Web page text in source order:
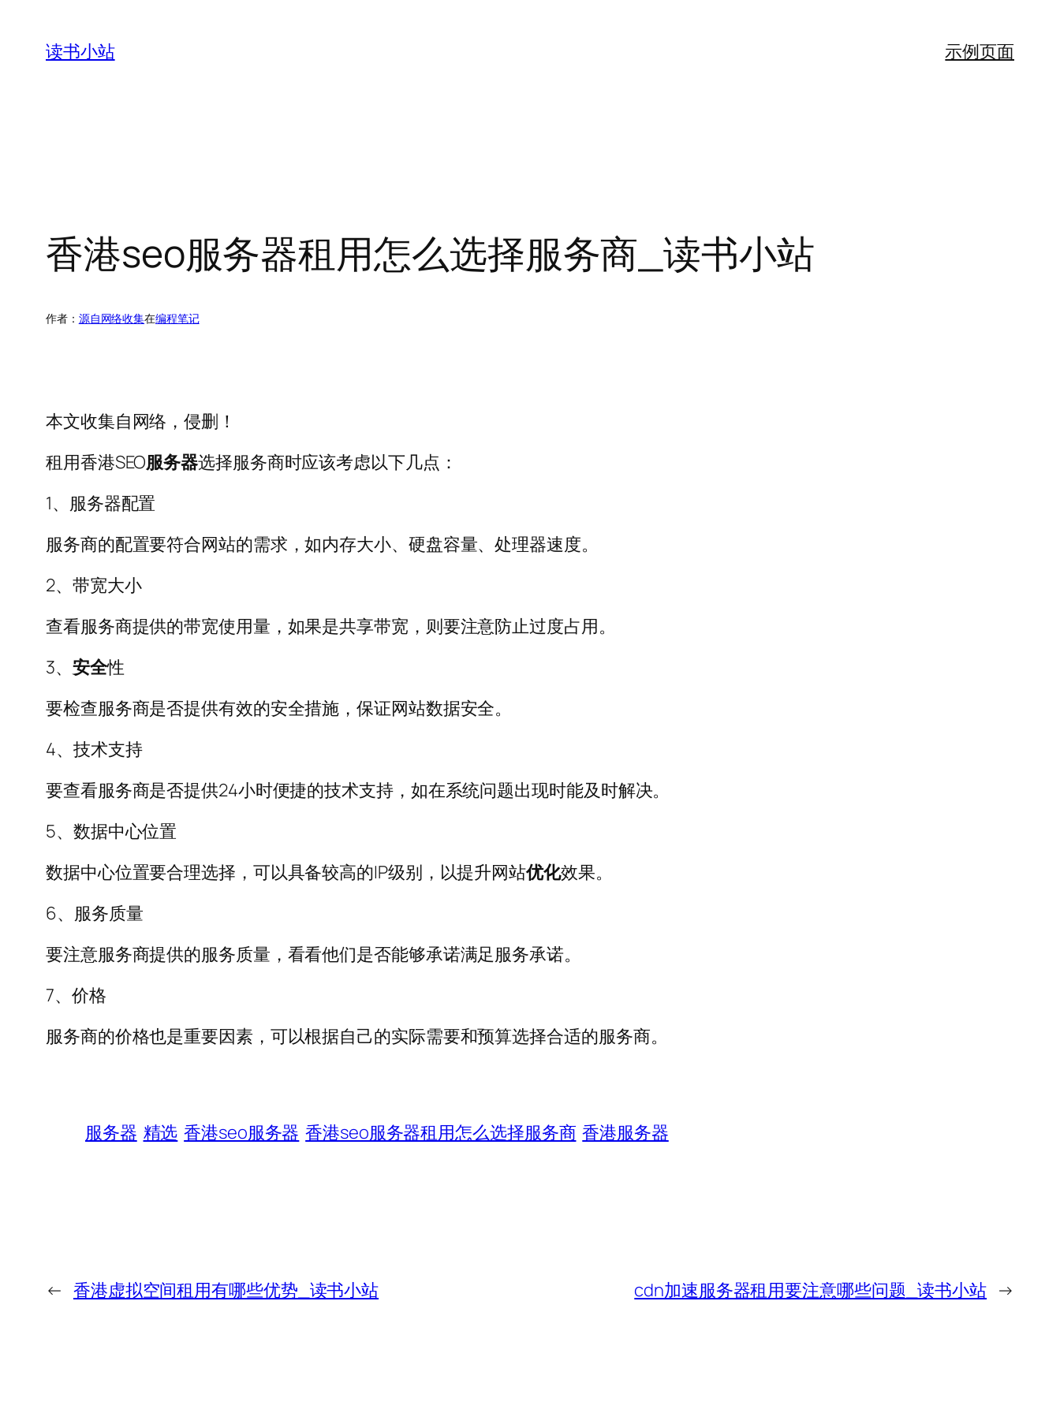
读书小站 示例页面
香港seo服务器租用怎么选择服务商_读书小站
作者： 源自网络收集在编程笔记
本文收集自网络，侵删！
租用香港SEO服务器选择服务商时应该考虑以下几点：
1、服务器配置
服务商的配置要符合网站的需求，如内存大小、硬盘容量、处理器速度。
2、带宽大小
查看服务商提供的带宽使用量，如果是共享带宽，则要注意防止过度占用。
3、安全性
要检查服务商是否提供有效的安全措施，保证网站数据安全。
4、技术支持
要查看服务商是否提供24小时便捷的技术支持，如在系统问题出现时能及时解决。
5、数据中心位置
数据中心位置要合理选择，可以具备较高的IP级别，以提升网站优化效果。
6、服务质量
要注意服务商提供的服务质量，看看他们是否能够承诺满足服务承诺。
7、价格
服务商的价格也是重要因素，可以根据自己的实际需要和预算选择合适的服务商。
服务器 精选 香港seo服务器 香港seo服务器租用怎么选择服务商 香港服务器
← 香港虚拟空间租用有哪些优势_读书小站 cdn加速服务器租用要注意哪些问题_读书小站 →